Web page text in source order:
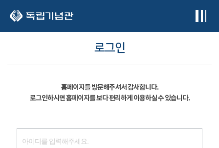
로그인
홈페이지를 방문해주셔서 감사합니다.
로그인하시면 홈페이지를 보다 편리하게 이용하실 수 있습니다.